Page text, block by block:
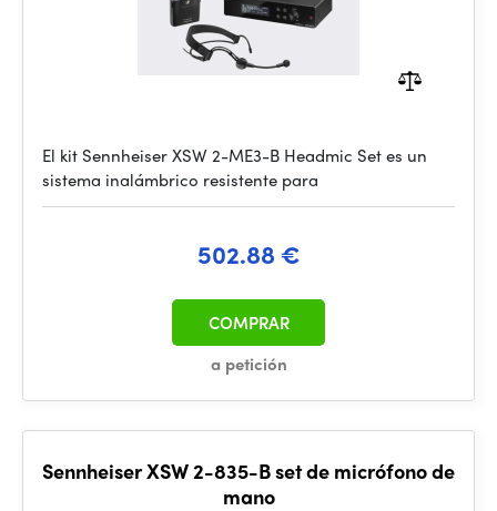
El kit Sennheiser XSW 2-ME3-B Headmic Set es un
sistema inalámbrico resistente para
502.88 €
a petición
COMPRAR
Sennheiser XSW 2-835-B set de micrófono de
mano